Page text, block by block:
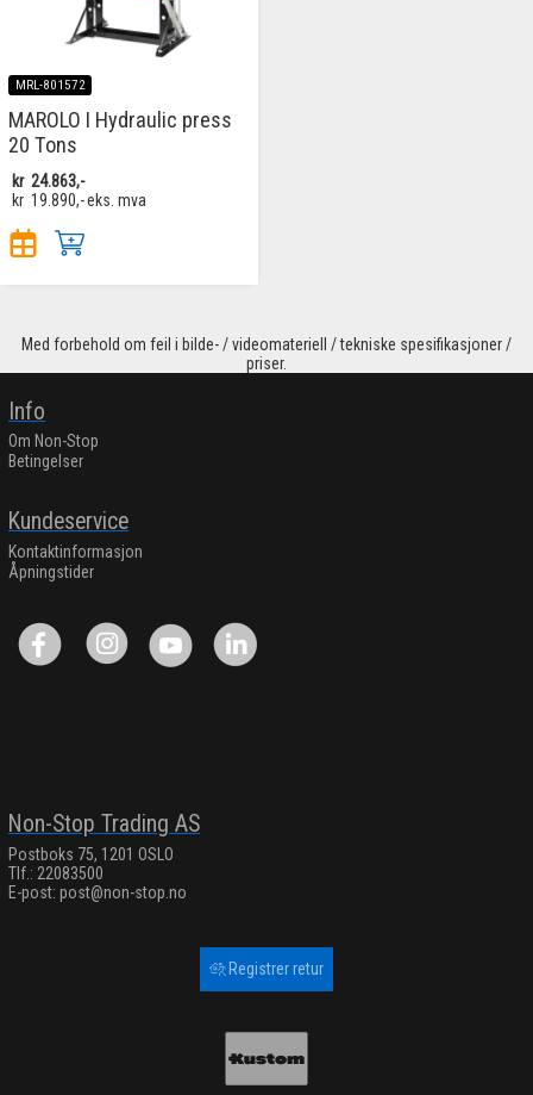
MRL-801572
MAROLO I Hydraulic press
20 Tons
kr 24.863,-
kr 19.890,-eks. mva
Med forbehold om feil i bilde- / videomateriell / tekniske spesifikasjoner /
priser.
Info
Om Non-Stop
Betingelser
Kundeservice
Kontaktinformasjon
Åpningstider
Non-Stop Trading AS
Postboks 75, 1201 OSLO
Tlf.: 22083500
E-post: post@non-stop.no
Registrer retur